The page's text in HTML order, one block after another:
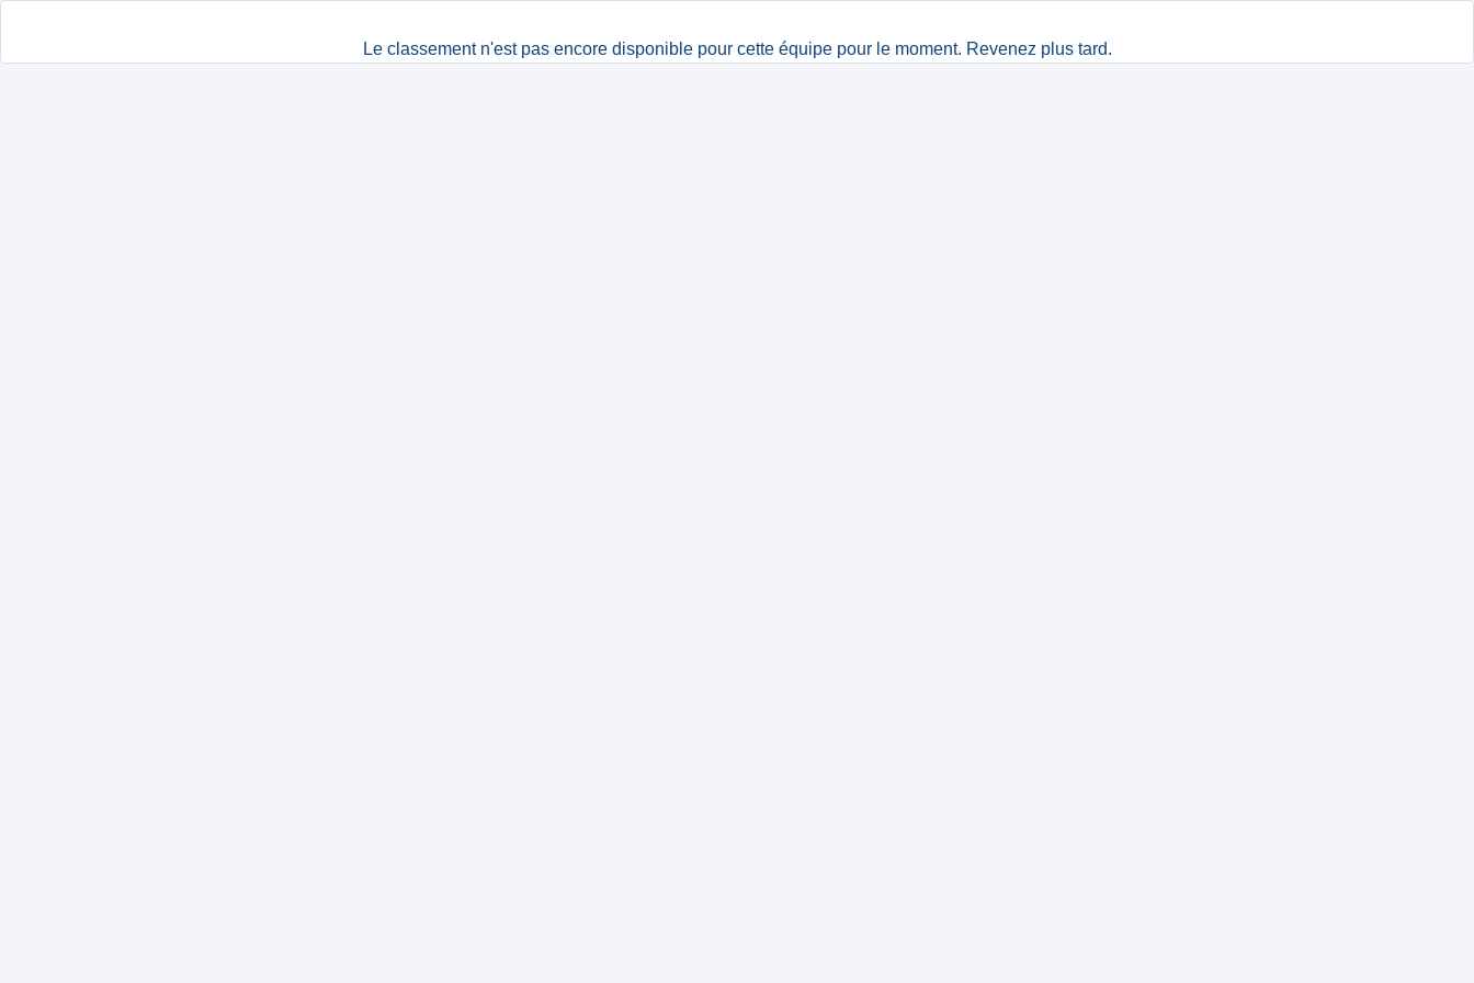
Le classement n'est pas encore disponible pour cette équipe pour le moment. Revenez plus tard.